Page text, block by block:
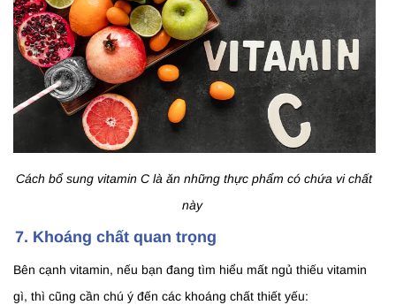
Cách bổ sung vitamin C là ăn những thực phẩm có chứa vi chất
này
7. Khoáng chất quan trọng
Bên cạnh vitamin, nếu bạn đang tìm hiểu mất ngủ thiếu vitamin
gì, thì cũng cần chú ý đến các khoáng chất thiết yếu: